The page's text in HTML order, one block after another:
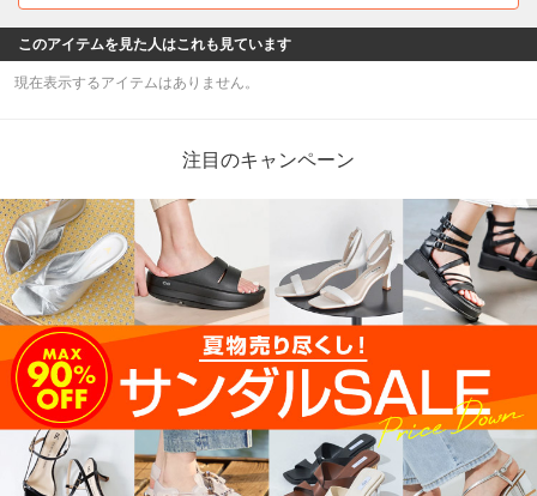
このアイテムを見た人はこれも見ています
現在表示するアイテムはありません。
注目のキャンペーン